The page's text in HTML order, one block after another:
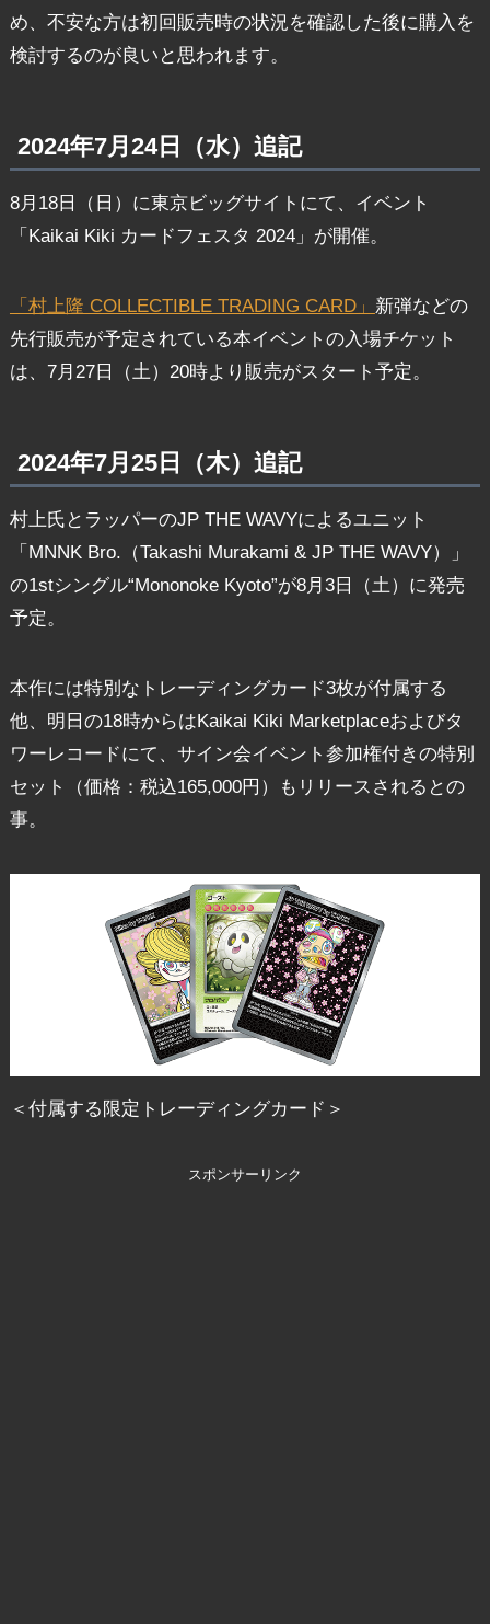
め、不安な方は初回販売時の状況を確認した後に購入を
検討するのが良いと思われます。
2024年7月24日（水）追記
8月18日（日）に東京ビッグサイトにて、イベント
「Kaikai Kiki カードフェスタ 2024」が開催。
「村上隆 COLLECTIBLE TRADING CARD」 新弾などの
先行販売が予定されている本イベントの入場チケット
は、7月27日（土）20時より販売がスタート予定。
2024年7月25日（木）追記
村上氏とラッパーのJP THE WAVYによるユニット
「MNNK Bro.（Takashi Murakami & JP THE WAVY）」
の1stシングル“Mononoke Kyoto”が8月3日（土）に発売
予定。
本作には特別なトレーディングカード3枚が付属する
他、明日の18時からはKaikai Kiki Marketplaceおよびタ
ワーレコードにて、サイン会イベント参加権付きの特別
セット（価格：税込165,000円）もリリースされるとの
事。
＜付属する限定トレーディングカード＞
スポンサーリンク